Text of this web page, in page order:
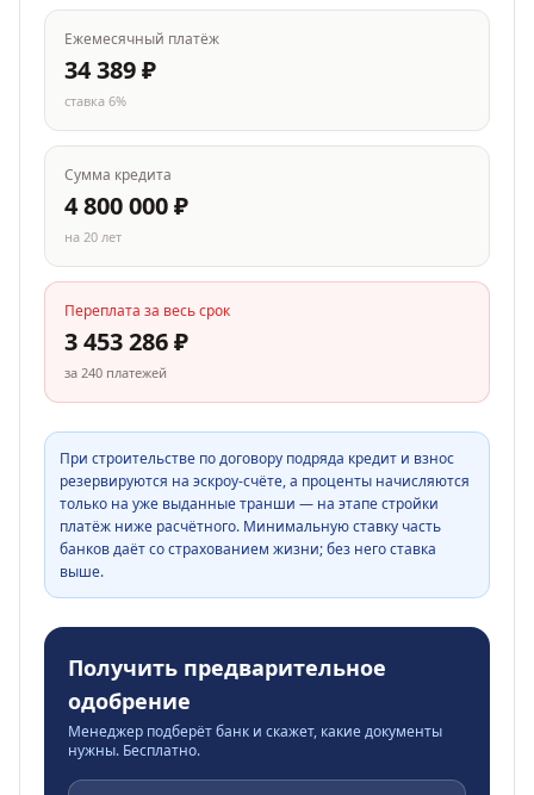
Ежемесячный платёж
34 389₽
ставка 6%
Сумма кредита
4 800 000₽
на 20 лет
Переплата за весь срок
3 453 286₽
за 240 платежей
При строительстве по договору подряда кредит и взнос
резервируются на эскроу-счёте, а проценты начисляются
только на уже выданные транши — на этапе стройки
платёж ниже расчётного. Минимальную ставку часть
банков даёт со страхованием жизни; без него ставка
выше.
Получить предварительное
одобрение
Менеджер подберёт банк и скажет, какие документы
нужны. Бесплатно.